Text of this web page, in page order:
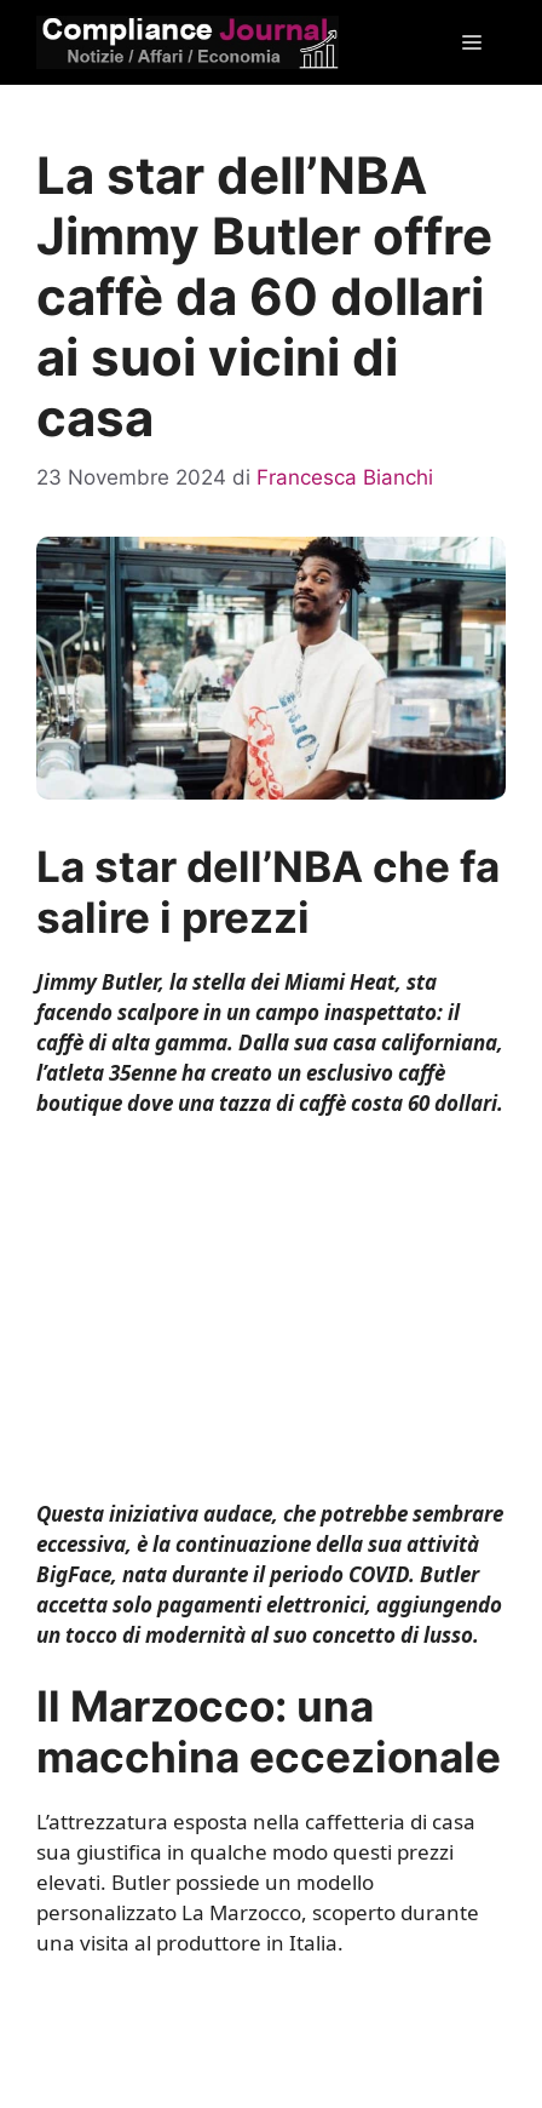
Menu
La star dell’NBA
Jimmy Butler offre
caffè da 60 dollari
ai suoi vicini di
casa
23 Novembre 2024 di Francesca Bianchi
La star dell’NBA che fa
salire i prezzi
Jimmy Butler, la stella dei Miami Heat, sta
facendo scalpore in un campo inaspettato: il
caffè di alta gamma. Dalla sua casa californiana,
l’atleta 35enne ha creato un esclusivo caffè
boutique dove una tazza di caffè costa 60 dollari.
Questa iniziativa audace, che potrebbe sembrare
eccessiva, è la continuazione della sua attività
BigFace, nata durante il periodo COVID. Butler
accetta solo pagamenti elettronici, aggiungendo
un tocco di modernità al suo concetto di lusso.
Il Marzocco: una
macchina eccezionale
L’attrezzatura esposta nella caffetteria di casa
sua giustifica in qualche modo questi prezzi
elevati. Butler possiede un modello
personalizzato La Marzocco, scoperto durante
una visita al produttore in Italia.